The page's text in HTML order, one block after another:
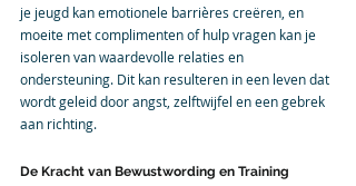
je jeugd kan emotionele barrières creëren, en
moeite met complimenten of hulp vragen kan je
isoleren van waardevolle relaties en
ondersteuning. Dit kan resulteren in een leven dat
wordt geleid door angst, zelftwijfel en een gebrek
aan richting.
De Kracht van Bewustwording en Training